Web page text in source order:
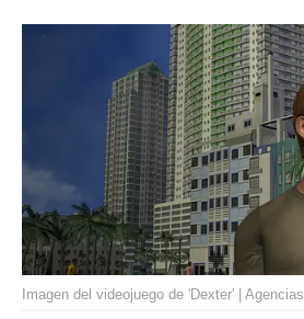
Imagen del videojuego de 'Dexter' | Agencias